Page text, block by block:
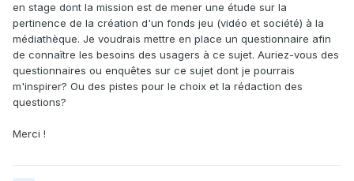
en stage dont la mission est de mener une étude sur la
pertinence de la création d'un fonds jeu (vidéo et société) à la
médiathèque. Je voudrais mettre en place un questionnaire afin
de connaître les besoins des usagers à ce sujet. Auriez-vous des
questionnaires ou enquêtes sur ce sujet dont je pourrais
m'inspirer? Ou des pistes pour le choix et la rédaction des
questions?
Merci !